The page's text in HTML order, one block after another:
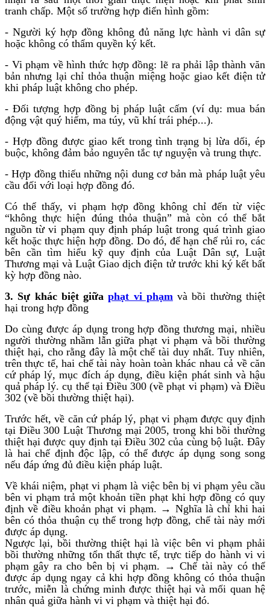
tranh chấp. Một số trường hợp điển hình gồm:
- Người ký hợp đồng không đủ năng lực hành vi dân sự
hoặc không có thẩm quyền ký kết.
- Vi phạm về hình thức hợp đồng: lẽ ra phải lập thành văn
bản nhưng lại chỉ thỏa thuận miệng hoặc giao kết điện tử
khi pháp luật không cho phép.
- Đối tượng hợp đồng bị pháp luật cấm (ví dụ: mua bán
động vật quý hiếm, ma túy, vũ khí trái phép...).
- Hợp đồng được giao kết trong tình trạng bị lừa dối, ép
buộc, không đảm bảo nguyên tắc tự nguyện và trung thực.
- Hợp đồng thiếu những nội dung cơ bản mà pháp luật yêu
cầu đối với loại hợp đồng đó.
Có thể thấy, vi phạm hợp đồng không chỉ đến từ việc
“không thực hiện đúng thỏa thuận” mà còn có thể bắt
nguồn từ vi phạm quy định pháp luật trong quá trình giao
kết hoặc thực hiện hợp đồng. Do đó, để hạn chế rủi ro, các
bên cần tìm hiểu kỹ quy định của Luật Dân sự, Luật
Thương mại và Luật Giao dịch điện tử trước khi ký kết bất
kỳ hợp đồng nào.
3. Sự khác biệt giữaphạt vi phạm và bồi thường thiệt
hại trong hợp đồng
Do cùng được áp dụng trong hợp đồng thương mại, nhiều
người thường nhầm lẫn giữa phạt vi phạm và bồi thường
thiệt hại, cho rằng đây là một chế tài duy nhất. Tuy nhiên,
trên thực tế, hai chế tài này hoàn toàn khác nhau cả về căn
cứ pháp lý, mục đích áp dụng, điều kiện phát sinh và hậu
quả pháp lý. cụ thể tại Điều 300 (về phạt vi phạm) và Điều
302 (về bồi thường thiệt hại).
Trước hết, về căn cứ pháp lý, phạt vi phạm được quy định
tại Điều 300 Luật Thương mại 2005, trong khi bồi thường
thiệt hại được quy định tại Điều 302 của cùng bộ luật. Đây
là hai chế định độc lập, có thể được áp dụng song song
nếu đáp ứng đủ điều kiện pháp luật.
Về khái niệm, phạt vi phạm là việc bên bị vi phạm yêu cầu
bên vi phạm trả một khoản tiền phạt khi hợp đồng có quy
định về điều khoản phạt vi phạm. → Nghĩa là chỉ khi hai
bên có thỏa thuận cụ thể trong hợp đồng, chế tài này mới
được áp dụng.
Ngược lại, bồi thường thiệt hại là việc bên vi phạm phải
bồi thường những tổn thất thực tế, trực tiếp do hành vi vi
phạm gây ra cho bên bị vi phạm. → Chế tài này có thể
được áp dụng ngay cả khi hợp đồng không có thỏa thuận
trước, miễn là chứng minh được thiệt hại và mối quan hệ
nhân quả giữa hành vi vi phạm và thiệt hại đó.